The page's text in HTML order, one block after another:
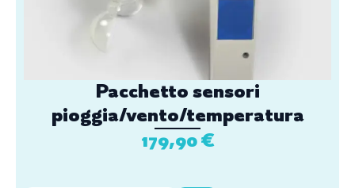
Pacchetto sensori
pioggia/vento/temperatura
179,90€